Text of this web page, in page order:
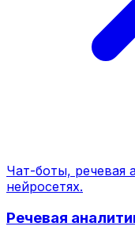
Чат-боты, речевая
нейросетях.
Речевая